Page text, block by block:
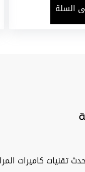
السلة
تقنيات كاميرات